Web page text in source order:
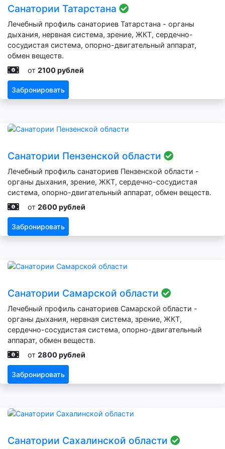
Санатории Татарстана
Лечебный профиль санаториев Татарстана - органы
дыхания, нервная система, зрение, ЖКТ, сердечно-
сосудистая система, опорно-двигательный аппарат,
обмен веществ.
от 2100 рублей
Забронировать
Санатории Пензенской области
Лечебный профиль санаториев Пензенской области -
органы дыхания, зрение, ЖКТ, сердечно-сосудистая
система, опорно-двигательный аппарат, обмен веществ.
от 2600 рублей
Забронировать
Санатории Самарской области
Лечебный профиль санаториев Самарской области -
органы дыхания, нервная система, зрение, ЖКТ,
сердечно-сосудистая система, опорно-двигательный
аппарат, обмен веществ.
от 2800 рублей
Забронировать
Санатории Сахалинской области